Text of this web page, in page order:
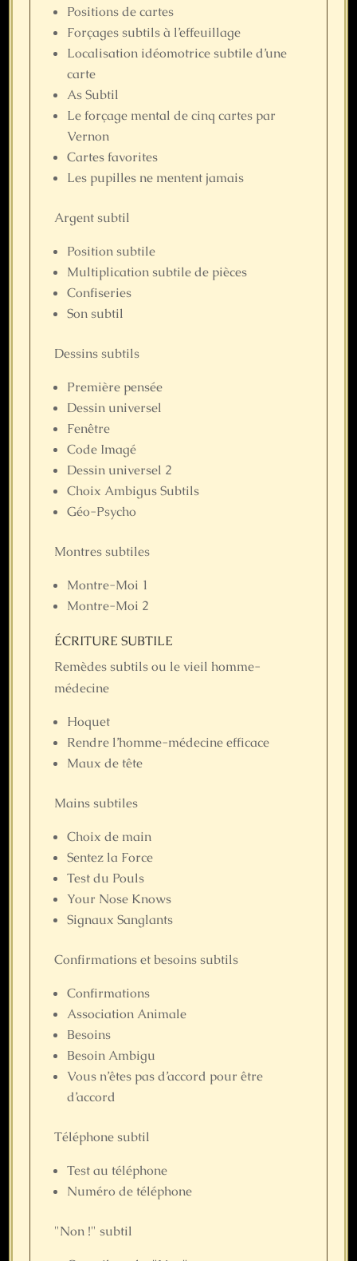
Positions de cartes
Forçages subtils à l’effeuillage
Localisation idéomotrice subtile d’une
carte
As Subtil
Le forçage mental de cinq cartes par
Vernon
Cartes favorites
Les pupilles ne mentent jamais
Argent subtil
Position subtile
Multiplication subtile de pièces
Confiseries
Son subtil
Dessins subtils
Première pensée
Dessin universel
Fenêtre
Code Imagé
Dessin universel 2
Choix Ambigus Subtils
Géo-Psycho
Montres subtiles
Montre-Moi 1
Montre-Moi 2
ÉCRITURE SUBTILE
Remèdes subtils ou le vieil homme-
médecine
Hoquet
Rendre l’homme-médecine efficace
Maux de tête
Mains subtiles
Choix de main
Sentez la Force
Test du Pouls
Your Nose Knows
Signaux Sanglants
Confirmations et besoins subtils
Confirmations
Association Animale
Besoins
Besoin Ambigu
Vous n’êtes pas d’accord pour être
d’accord
Téléphone subtil
Test au téléphone
Numéro de téléphone
"Non !" subtil